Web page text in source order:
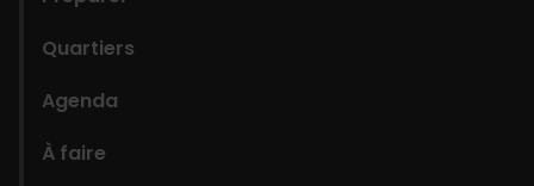
Quartiers
Agenda
À faire